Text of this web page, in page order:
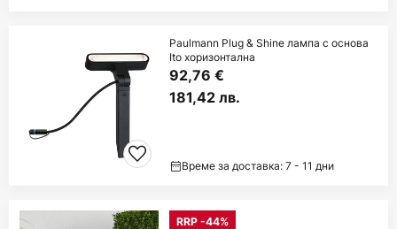
Paulmann Plug & Shine лампа с основа
Ito хоризонтална
92,76 €
181,42 лв.
Време за доставка: 7 - 11 дни
RRP -44%